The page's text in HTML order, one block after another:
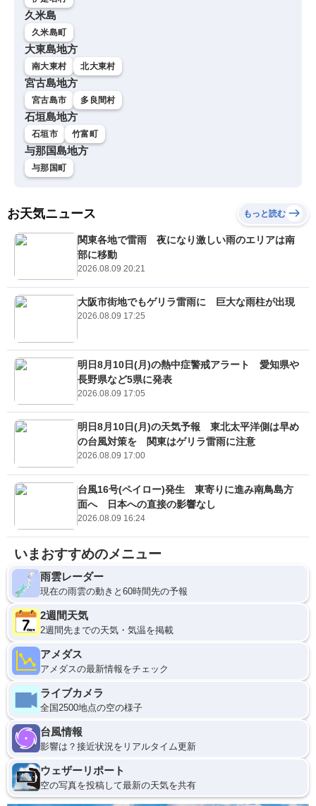
久米島
久米島町
大東島地方
南大東村 北大東村
宮古島地方
宮古島市 多良間村
石垣島地方
石垣市 竹富町
与那国島地方
与那国町
お天気ニュース もっと読む
関東各地で雷雨 夜になり激しい雨のエリアは南
部に移動
2026.08.09 20:21
大阪市街地でもゲリラ雷雨に 巨大な雨柱が出現
2026.08.09 17:25
明日8月10日(月)の熱中症警戒アラート 愛知県や
長野県など5県に発表
2026.08.09 17:05
明日8月10日(月)の天気予報 東北太平洋側は早め
の台風対策を 関東はゲリラ雷雨に注意
2026.08.09 17:00
台風16号(ペイロー)発生 東寄りに進み南鳥島方
面へ 日本への直接の影響なし
2026.08.09 16:24
いまおすすめのメニュー
雨雲レーダー
現在の雨雲の動きと60時間先の予報
2週間天気
2週間先までの天気・気温を掲載
アメダス
アメダスの最新情報をチェック
ライブカメラ
全国2500地点の空の様子
台風情報
影響は？接近状況をリアルタイム更新
ウェザーリポート
空の写真を投稿して最新の天気を共有